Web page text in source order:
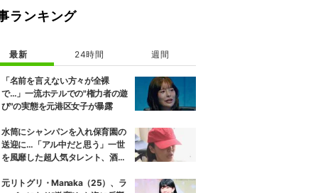
ランキング
最新 24時間 週間
「名前を言えない方々が全裸
で…」一流ホテルでの"権力者の遊
び"の実態を元港区女子が暴露
水筒にシャンパンを入れ保育園の
送迎に…「アル中だと思う」一世
を風靡した超人気タレント、酒漬
元リトグリ・Manaka（25）、ラ